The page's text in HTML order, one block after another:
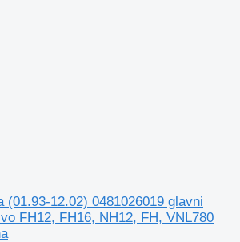
(01.93-12.02) 0481026019 glavni
FH12, FH16, NH12, FH, VNL780